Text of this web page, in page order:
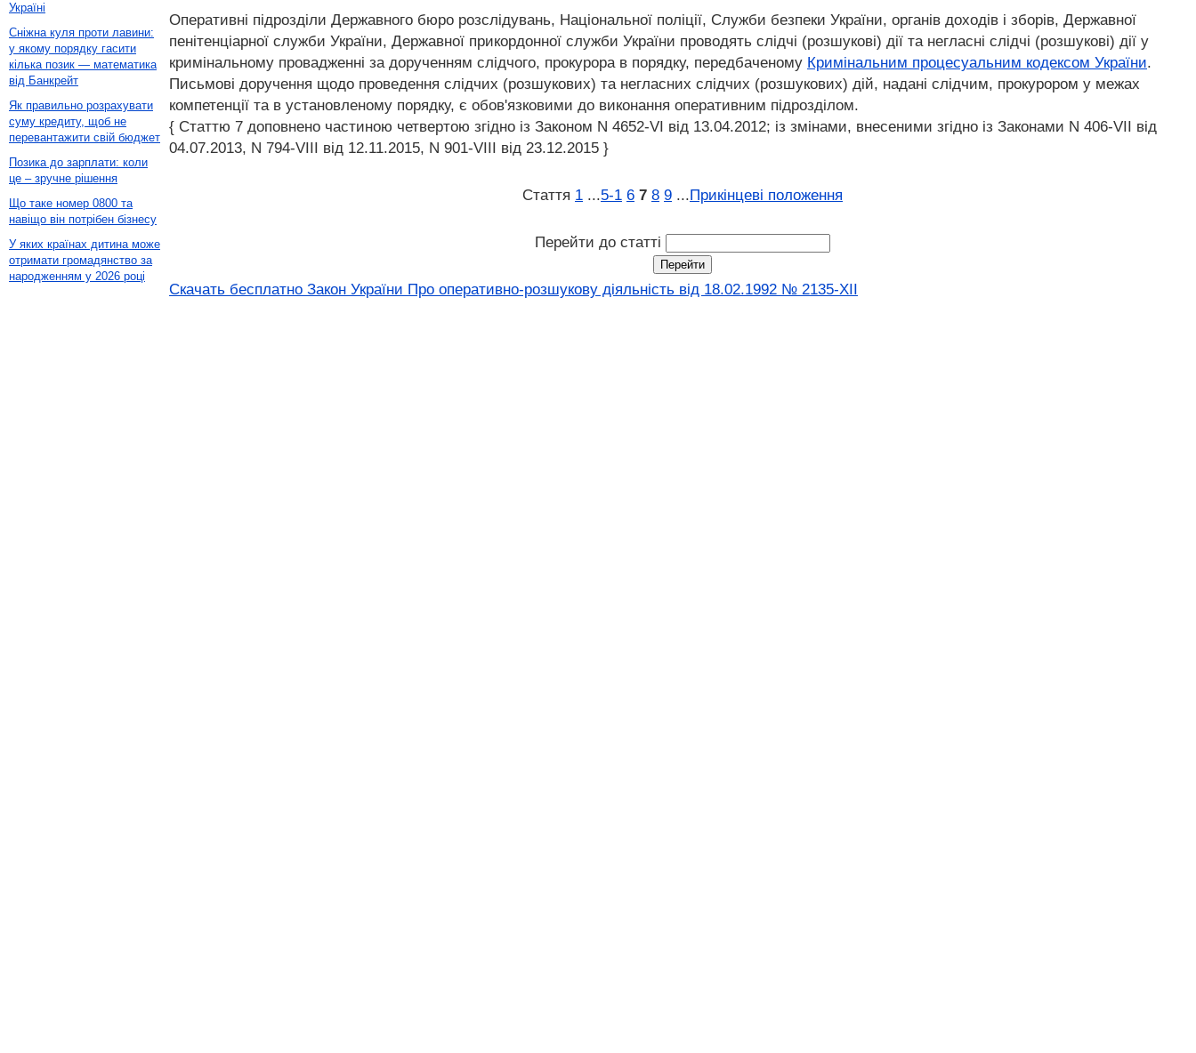
Оперативні підрозділи Державного бюро розслідувань, Національної поліції, Служби безпеки України, органів доходів і зборів, Державної
пенітенціарної служби України, Державної прикордонної служби України проводять слідчі (розшукові) дії та негласні слідчі (розшукові) дії у
кримінальному провадженні за дорученням слідчого, прокурора в порядку, передбаченому Кримінальним процесуальним кодексом України.
Письмові доручення щодо проведення слідчих (розшукових) та негласних слідчих (розшукових) дій, надані слідчим, прокурором у межах
компетенції та в установленому порядку, є обов'язковими до виконання оперативним підрозділом.
{ Статтю 7 доповнено частиною четвертою згідно із Законом N 4652-VI від 13.04.2012; із змінами, внесеними згідно із Законами N 406-VII від
04.07.2013, N 794-VIII від 12.11.2015, N 901-VIII від 23.12.2015 }
Стаття 1 ...5‑1 6 7 8 9 ...Прикінцеві положення
Перейти до статті
Скачать бесплатно Закон України Про оперативно-розшукову діяльність вiд 18.02.1992 № 2135-XII
Україні
Сніжна куля проти лавини:
у якому порядку гасити
кілька позик — математика
від Банкрейт
Як правильно розрахувати
суму кредиту, щоб не
перевантажити свій бюджет
Позика до зарплати: коли
це – зручне рішення
Що таке номер 0800 та
навіщо він потрібен бізнесу
У яких країнах дитина може
отримати громадянство за
народженням у 2026 році